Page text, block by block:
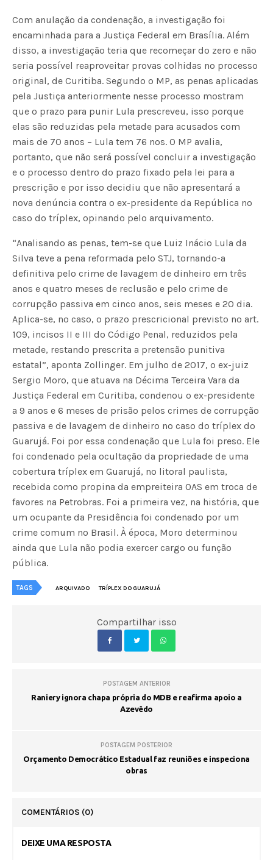
Com anulação da condenação, a investigação foi
encaminhada para a Justiça Federal em Brasília. Além
disso, a investigação teria que recomeçar do zero e não
seria possível reaproveitar provas colhidas no processo
original, de Curitiba. Segundo o MP, as penas aplicadas
pela Justiça anteriormente nesse processo mostram
que o prazo para punir Lula prescreveu, isso porque
elas são reduzidas pela metade para acusados com
mais de 70 anos – Lula tem 76 nos. O MP avalia,
portanto, que não será possível concluir a investigação
e o processo dentro do prazo fixado pela lei para a
prescrição e por isso decidiu que não apresentará a
nova denúncia contra o ex-presidente da República no
caso do tríplex, opinando pelo arquivamento.
“Analisando as penas, tem-se que Luiz Inácio Lula da
Silva teve a pena reformada pelo STJ, tornando-a
definitiva pelo crime de lavagem de dinheiro em três
anos e quatro meses de reclusão e pelo crime de
corrupção passiva em cinco anos, seis meses e 20 dia.
Aplica-se, no caso, o prazo prescricional previsto no art.
109, incisos II e III do Código Penal, reduzidos pela
metade, restando prescrita a pretensão punitiva
estatal”, aponta Zollinger. Em julho de 2017, o ex-juiz
Sergio Moro, que atuava na Décima Terceira Vara da
Justiça Federal em Curitiba, condenou o ex-presidente
a 9 anos e 6 meses de prisão pelos crimes de corrupção
passiva e de lavagem de dinheiro no caso do tríplex do
Guarujá. Foi por essa condenação que Lula foi preso. Ele
foi condenado pela ocultação da propriedade de uma
cobertura tríplex em Guarujá, no litoral paulista,
recebida como propina da empreiteira OAS em troca de
favores na Petrobras. Foi a primeira vez, na história, que
um ocupante da Presidência foi condenado por um
crime comum no Brasil. À época, Moro determinou
ainda que Lula não podia exercer cargo ou função
pública.
TAGS ARQUIVADO TRÍPLEX DO GUARUJÁ
Compartilhar isso
POSTAGEM ANTERIOR
Raniery ignora chapa própria do MDB e reafirma apoio a
Azevêdo
POSTAGEM POSTERIOR
Orçamento Democrático Estadual faz reuniões e inspeciona
obras
COMENTÁRIOS (0)
DEIXE UMA RESPOSTA